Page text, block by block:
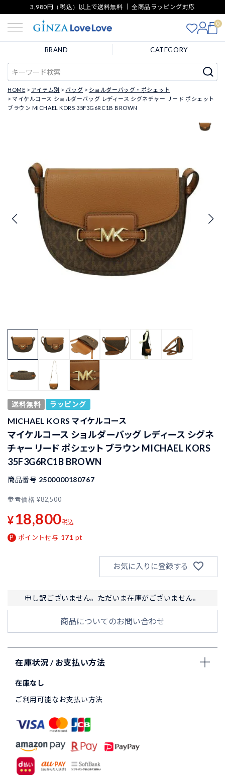
3,980円（税込）以上で送料無料 ｜ 全商品ラッピング対応
0
BRAND CATEGORY
HOME アイテム別 バッグ
ショルダーバッグ・ポシェット
マイケルコース ショルダーバッグ レディース シグネチャー リード ポシェット
ブラウン MICHAEL KORS 35F3G6RC1B BROWN
送料無料 ラッピング
MICHAEL KORS マイケルコース
マイケルコース ショルダーバッグ レディース シグネ
チャー リード ポシェット ブラウン MICHAEL KORS
35F3G6RC1B BROWN
商品番号 2500000180767
参考価格 ¥82,500
¥18,800税込
ポイント付与 171 pt
お気に入りに登録する
申し訳ございません。ただいま在庫がございません。
商品についてのお問い合わせ
在庫状況 / お支払い方法
在庫なし
ご利用可能なお支払い方法